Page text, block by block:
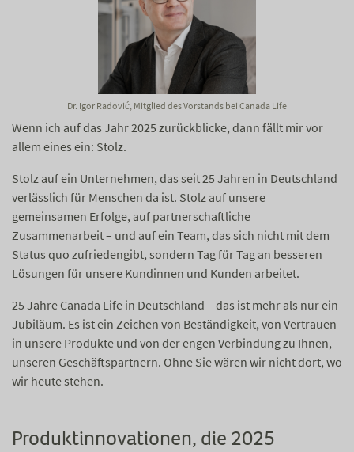
Dr. Igor Radović, Mitglied des Vorstands bei Canada Life
Wenn ich auf das Jahr 2025 zurückblicke, dann fällt mir vor
allem eines ein: Stolz.
Stolz auf ein Unternehmen, das seit 25 Jahren in Deutschland
verlässlich für Menschen da ist. Stolz auf unsere
gemeinsamen Erfolge, auf partnerschaftliche
Zusammenarbeit – und auf ein Team, das sich nicht mit dem
Status quo zufriedengibt, sondern Tag für Tag an besseren
Lösungen für unsere Kundinnen und Kunden arbeitet.
25 Jahre Canada Life in Deutschland – das ist mehr als nur ein
Jubiläum. Es ist ein Zeichen von Beständigkeit, von Vertrauen
in unsere Produkte und von der engen Verbindung zu Ihnen,
unseren Geschäftspartnern. Ohne Sie wären wir nicht dort, wo
wir heute stehen.
Produktinnovationen, die 2025